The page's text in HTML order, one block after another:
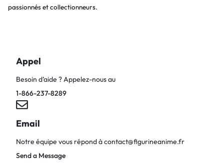
passionnés et collectionneurs.
Appel
Besoin d’aide ? Appelez-nous au
1-866-237-8289
Email
Notre équipe vous répond àcontact@figurineanime.fr
Send a Message